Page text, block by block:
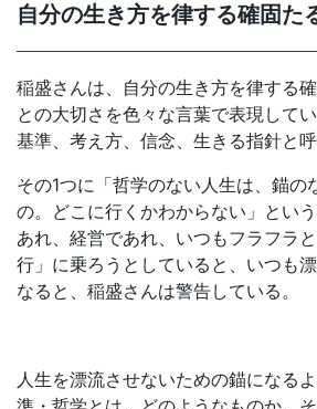
自分の生き方を律する確固た
稲盛さんは、自分の生き方を律する
との大切さを色々な言葉で表現して
基準、考え方、信念、生きる指針と呼
その1つに「哲学のない人生は、錨の
の。どこに行くかわからない」とい
あれ、経営であれ、いつもフラフラ
行」に乗ろうとしていると、いつも
なると、稲盛さんは警告している。
人生を漂流させないための錨になる